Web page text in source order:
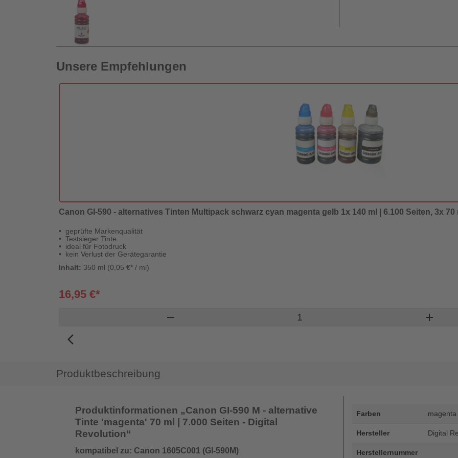
Unsere Empfehlungen
Canon GI-590 - alternatives Tinten Multipack schwarz cyan magenta gelb 1x 140 ml | 6.100 Seiten, 3x
geprüfte Markenqualität
Testsieger Tinte
ideal für Fotodruck
kein Verlust der Gerätegarantie
Inhalt: 350 ml (0,05 €* / ml)
16,95 €*
remove Produkt Warenkorb Menge add
arrow_back_ios_new
Produktbeschreibung
Produktinformationen „Canon GI-590 M - alternative
Tinte 'magenta' 70 ml | 7.000 Seiten - Digital
Revolution“
kompatibel zu: Canon 1605C001 (GI-590M)
Farben magenta
Hersteller Digital
Herstellernummer